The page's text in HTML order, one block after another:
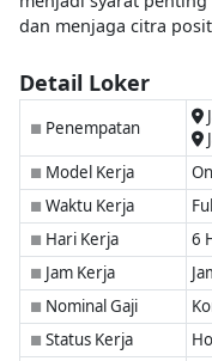
dan menjaga citra
Detail Loker
■ Penempatan
■ Model Kerja
■ Waktu Kerja
■ Hari Kerja 6
■ Jam Kerja
■ Nominal Gaji
■ Status Kerja